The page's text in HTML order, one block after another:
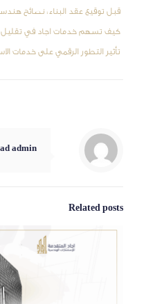
قبل توقيع عقد البناء: نصائح
كيف تسهم خدمات اجاد في تقليل
تأثير التطور الرقمي على خدمات
admin
Related posts